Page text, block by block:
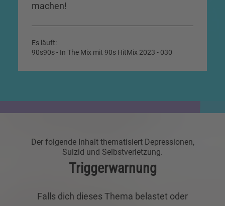
machen!
Es läuft:
90s90s - In The Mix mit 90s HitMix 2023 - 030
Der folgende Inhalt thematisiert Depressionen,
Suizid und Selbstverletzung.
Triggerwarnung
Falls dich dieses Thema belastet oder